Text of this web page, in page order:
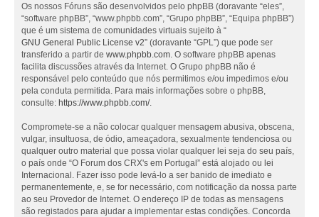
Os nossos Fóruns são desenvolvidos pelo phpBB (doravante “eles”,
“software phpBB”, “www.phpbb.com”, “Grupo phpBB”, “Equipa phpBB”)
que é um sistema de comunidades virtuais sujeito à “
GNU General Public License v2” (doravante “GPL”) que pode ser
transferido a partir de www.phpbb.com. O software phpBB apenas
facilita discussões através da Internet. O Grupo phpBB não é
responsável pelo conteúdo que nós permitimos e/ou impedimos e/ou
pela conduta permitida. Para mais informações sobre o phpBB,
consulte: https://www.phpbb.com/.
Compromete-se a não colocar qualquer mensagem abusiva, obscena,
vulgar, insultuosa, de ódio, ameaçadora, sexualmente tendenciosa ou
qualquer outro material que possa violar qualquer lei seja do seu país,
o país onde “O Forum dos CRX's em Portugal” está alojado ou lei
Internacional. Fazer isso pode levá-lo a ser banido de imediato e
permanentemente, e, se for necessário, com notificação da nossa parte
ao seu Provedor de Internet. O endereço IP de todas as mensagens
são registados para ajudar a implementar estas condições. Concorda